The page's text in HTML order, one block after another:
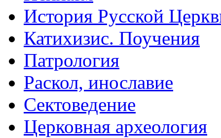
История Русской
Катихизис. Поучения
Патрология
Раскол, инославие
Сектоведение
Церковная археология